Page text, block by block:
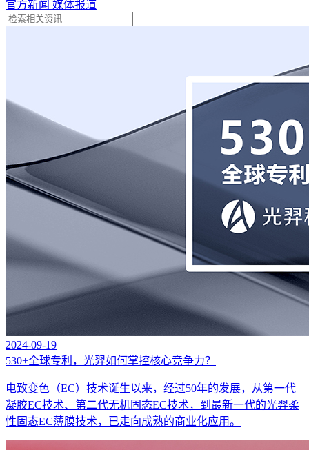
官⽅新闻 媒体报道
2024-09-19
530+全球专利，光羿如何掌控核心竞争力？
电致变色（EC）技术诞生以来，经过50年的发展，从第一代
凝胶EC技术、第二代无机固态EC技术，到最新一代的光羿柔
性固态EC薄膜技术，已走向成熟的商业化应用。